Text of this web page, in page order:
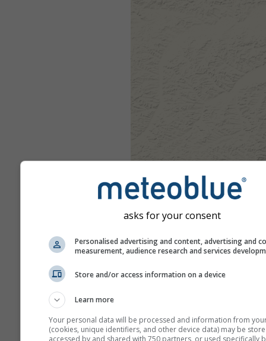
asks for your consent
Personalised advertising and content, advertising and
measurement, audience research and services
Store and/or access information on a device
Learn more
Your personal data will be processed and information from
(cookies, unique identifiers, and other device data) may be
accessed by and shared with 750 partners, or used specifically